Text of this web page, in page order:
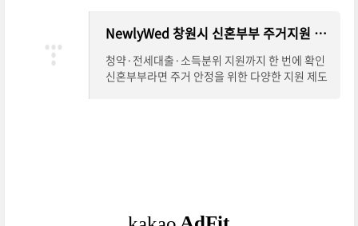
NewlyWed 창원시 신혼부부 주거지원 계산기
청약·전세대출·소득분위 지원까지 한 번에 확인
신혼부부라면 주거 안정을 위한 다양한 지원 제도